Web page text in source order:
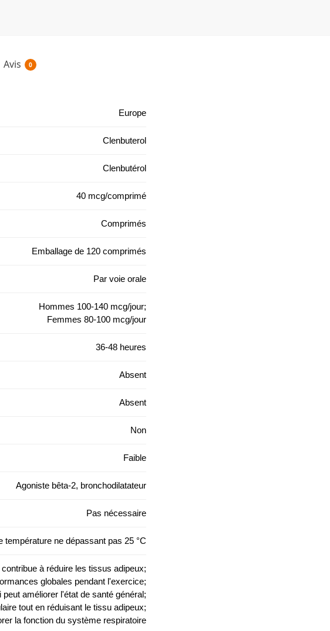
Avis 0
Europe
Clenbuterol
Clenbutérol
40 mcg/comprimé
Comprimés
Emballage de 120 comprimés
Par voie orale
Hommes 100-140 mcg/jour;
Femmes 80-100 mcg/jour
36-48 heures
Absent
Absent
Non
Faible
Agoniste bêta-2, bronchodilatateur
Pas nécessaire
température ne dépassant pas 25 °C
à réduire les tissus adipeux;
globales pendant l'exercice;
améliorer l'état de santé général;
tout en réduisant le tissu adipeux;
la fonction du système respiratoire